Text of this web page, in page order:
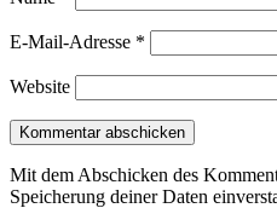
E-Mail-Adresse *
Website
Mit dem Abschicken des
Speicherung deiner Daten